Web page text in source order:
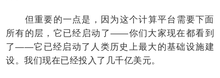
但重要的一点是，因为这个计算平台需要下面
所有的层，它已经启动了——你们大家现在都看到
了——它已经启动了人类历史上最大的基础设施建
设。我们现在已经投入了几千亿美元。